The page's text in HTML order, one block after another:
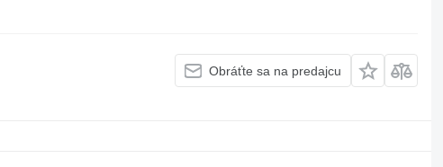
Obráťte sa na predajcu